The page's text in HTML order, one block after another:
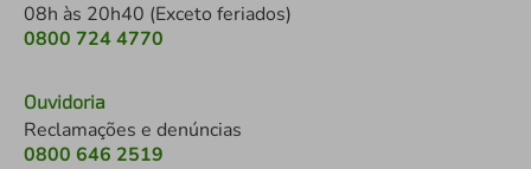
08h às 20h40 (Exceto feriados)
0800 724 4770
Ouvidoria
Reclamações e denúncias
0800 646 2519